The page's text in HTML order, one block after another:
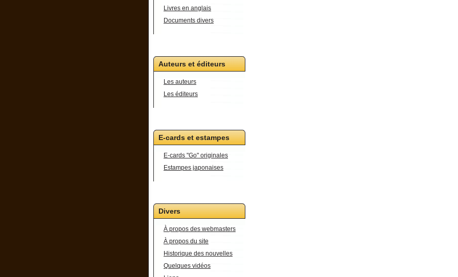
Livres en anglais
Documents divers
Auteurs et éditeurs
Les auteurs
Les éditeurs
E-cards et estampes
E-cards "Go" originales
Estampes japonaises
Divers
À propos des webmasters
À propos du site
Historique des nouvelles
Quelques vidéos